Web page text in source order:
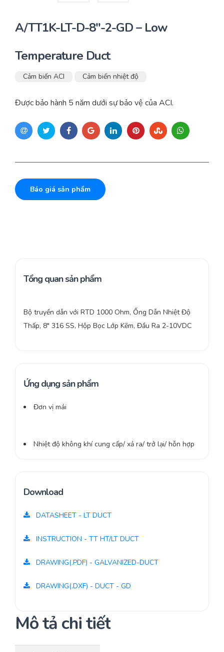
A/TT1K-LT-D-8″-2-GD – Low
Temperature Duct
Cảm biến ACI Cảm biến nhiệt độ
Được bảo hành 5 năm dưới sự bảo vệ của ACI.
Báo giá sản phẩm
Tổng quan sản phẩm
Bộ truyền dẫn với RTD 1000 Ohm, Ống Dẫn Nhiệt Độ
Thấp, 8″ 316 SS, Hộp Bọc Lớp Kẽm, Đầu Ra 2-10VDC
Ứng dụng sản phẩm
Đơn vị mái
Nhiệt độ không khí cung cấp/ xả ra/ trở lại/ hỗn hợp
Download
DATASHEET - LT DUCT
INSTRUCTION - TT HT/LT DUCT
DRAWING(.PDF) - GALVANIZED-DUCT
DRAWING(.DXF) - DUCT - GD
Mô tả chi tiết